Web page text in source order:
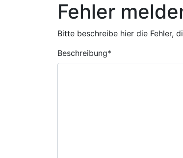
Fehler
Bitte beschreibe hier die Fehler,
Beschreibung*